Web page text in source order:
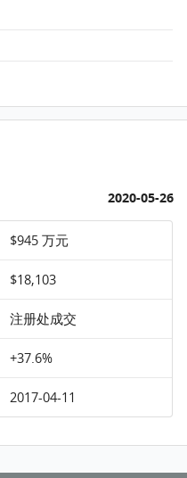
2020-05-26
$945 万元
$18,103
注册处成交
+37.6%
2017-04-11